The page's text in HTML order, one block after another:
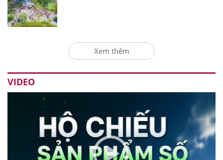
Xem thêm
VIDEO